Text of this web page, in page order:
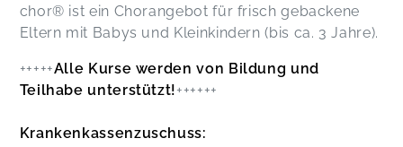
chor® ist ein Chorangebot für frisch gebackene
Eltern mit Babys und Kleinkindern (bis ca. 3 Jahre).
+++++Alle Kurse werden von Bildung und
Teilhabe unterstützt!++++++
Krankenkassenzuschuss: